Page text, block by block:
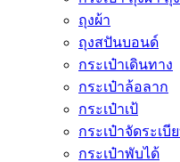
ถุงผ้า
ถุงสปันบอนด์
กระเป๋าเดินทาง
กระเป๋าล้อลาก
กระเป๋าเป้
กระเป๋าจัดระเบี
กระเป๋าพับได้